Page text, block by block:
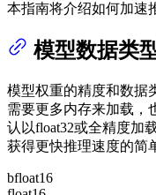
本指南将介绍如何加速
模型数据类
模型权重的精度和数据
需要更多内存来加载，
认以float32或全精度加
获得更快推理速度的简
bfloat16